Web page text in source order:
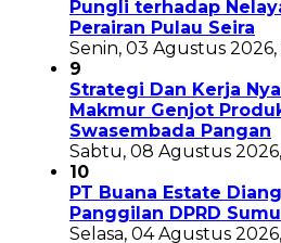
Pungli terhadap
Perairan Pulau Seira
Senin, 03 Agustus 2026,
9
Strategi Dan Kerja
Makmur Genjot
Swasembada Pangan
Sabtu, 08 Agustus
10
PT Buana Estate
Panggilan DPRD
Selasa, 04 Agustus